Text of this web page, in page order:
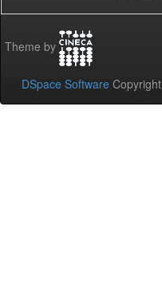
Theme by
DSpace Software